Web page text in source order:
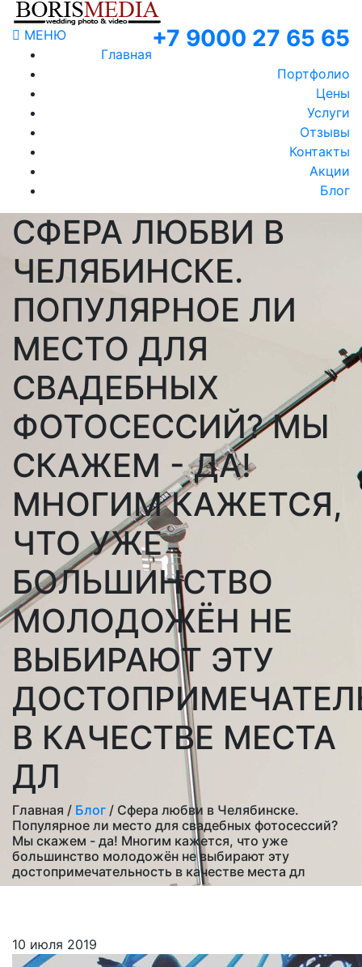
+7 9000 27 65 65
МЕНЮ
Главная
Портфолио
Цены
Услуги
Отзывы
Контакты
Акции
Блог
СФЕРА ЛЮБВИ В
ЧЕЛЯБИНСКЕ.
ПОПУЛЯРНОЕ ЛИ
МЕСТО ДЛЯ
СВАДЕБНЫХ
ФОТОСЕССИЙ? МЫ
СКАЖЕМ - ДА!
МНОГИМ КАЖЕТСЯ,
ЧТО УЖЕ
БОЛЬШИНСТВО
МОЛОДОЖЁН НЕ
ВЫБИРАЮТ ЭТУ
В КАЧЕСТВЕ МЕСТА
ДЛ
Главная / Блог / Сфера любви в Челябинске.
Популярное ли место для свадебных фотосессий?
Мы скажем - да! Многим кажется, что уже
большинство молодожён не выбирают эту
достопримечательность в качестве места дл
10 июля 2019